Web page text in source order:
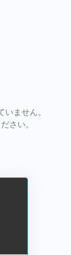
ません。
さい。